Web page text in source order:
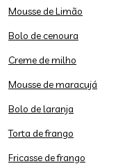
Mousse de Limão
Bolo de cenoura
Creme de milho
Mousse de maracujá
Bolo de laranja
Torta de frango
Fricasse de frango